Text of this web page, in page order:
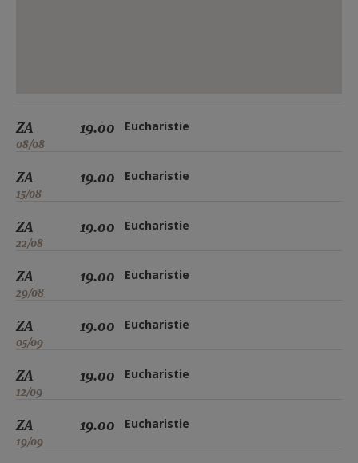
ZA
08/08
19.00 Eucharistie
ZA
15/08
19.00 Eucharistie
ZA
22/08
19.00 Eucharistie
ZA
29/08
19.00 Eucharistie
ZA
05/09
19.00 Eucharistie
ZA
12/09
19.00 Eucharistie
ZA
19/09
19.00 Eucharistie